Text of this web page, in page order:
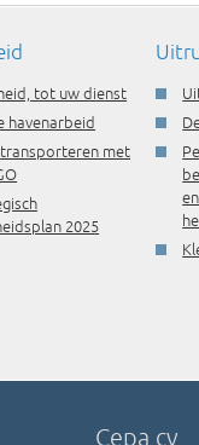
tot uw dienst
havenarbeid
met
2025
en
Cepa cv